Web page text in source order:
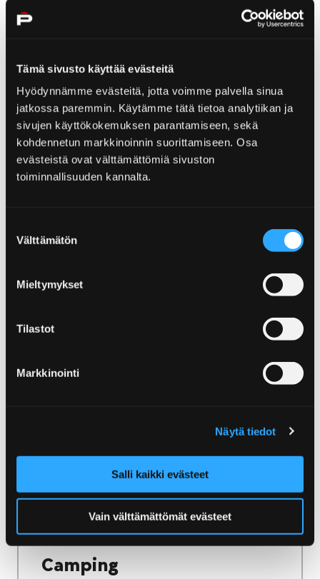
Tämä sivusto käyttää evästeitä
Hyödynnämme evästeitä, jotta voimme palvella sinua
jatkossa paremmin. Käytämme tätä tietoa analytiikan ja
sivujen käyttökokemuksen parantamiseen, sekä
kohdennetun markkinoinnin suorittamiseen. Osa
evästeistä ovat välttämättömiä sivuston
toiminnallisuuden kannalta.
valinta
Välttämätön
Mieltymykset
Tilastot
Markkinointi
Näytä tiedot
Salli kaikki evästeet
Vain välttämättömät evästeet
Home Visit Yyteri
Visit Yyteri
News
Activities
take you and find the best holiday
Home Stay and Enjoy Camping
Camping